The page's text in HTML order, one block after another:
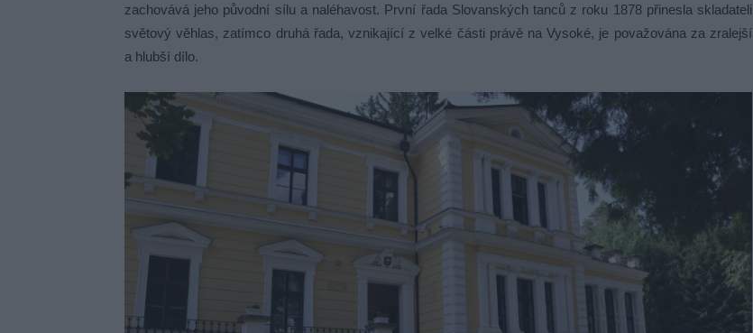
zachovává jeho původní sílu a naléhavost. První řada Slovanských tanců z roku 1878 přinesla skladateli
světový věhlas, zatímco druhá řada, vznikající z velké části právě na Vysoké, je považována za zralejší
a hlubší dílo.